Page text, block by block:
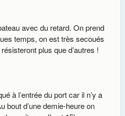
avec du retard. On prend
temps, on est très secoués
plus que d’autres !
à l’entrée du port car il n’y a
bout d’une demie-heure on